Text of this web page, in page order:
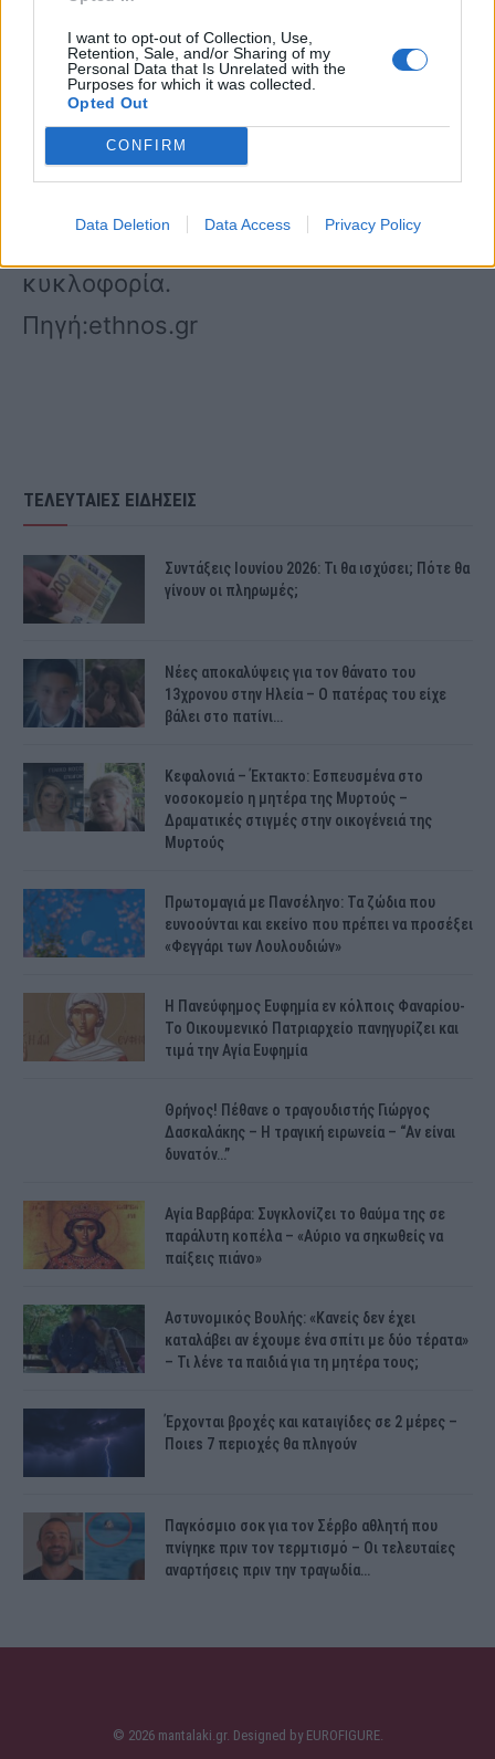
I want to opt-out of Collection, Use,
Retention, Sale, and/or Sharing of my
Personal Data that Is Unrelated with the
Purposes for which it was collected.
Opted Out
CONFIRM
Data Deletion Data Access Privacy Policy
οχήματα έχουν ξεπεράσει προ πολλού
τα 2 εκατομμύρια χιλιόμετρα, ενώ
διαρκώς δίνονται παρατάσεις για την
συνέχιση κυκλοφορίας οχημάτων, τα
έχουν αποσυρθεί από την
κυκλοφορία.
Πηγή:ethnos.gr
ΤΕΛΕΥΤΑΙΕΣ ΕΙΔΗΣΕΙΣ
Συντάξεις Ιουνίου 2026: Τι θα ισχύσει; Πότε θα
γίνουν οι πληρωμές;
Νέες αποκαλύψεις για τον θάνατο του
13χρονου στην Ηλεία – Ο πατέρας του είχε
βάλει στο πατίνι…
Κεφαλονιά – Έκτακτο: Εσπευσμένα στο
νοσοκομείο η μητέρα της Μυρτούς –
Δραματικές στιγμές στην οικογένειά της
Μυρτούς
Πρωτομαγιά με Πανσέληνο: Τα ζώδια που
ευνοούνται και εκείνο που πρέπει να προσέξει
«Φεγγάρι των Λουλουδιών»
H Πανεύφημος Ευφημία εν κόλποις Φαναρίου-
Το Οικουμενικό Πατριαρχείο πανηγυρίζει και
τιμά την Αγία Ευφημία
Θρήνος! Πέθανε ο τραγουδιστής Γιώργος
Δασκαλάκης – Η τραγική ειρωνεία – “Αν είναι
δυνατόν…”
Αγία Βαρβάρα: Συγκλονίζει το θαύμα της σε
παράλυτη κοπέλα – «Αύριο να σηκωθείς να
παίξεις πιάνο»
Αστυνομικός Bουλής: «Κανείς δεν έχει
καταλάβει αν έχουμε ένα σπίτι με δύο τέρατα»
– Τι λένε τα παιδιά για τη μητέρα τους;
Έρχονται βροχές και κατaιγίδες σε 2 μέpες –
Ποιεs 7 πεpιοχές θα πλnγούν
Παγκόσμιο σοκ για τον Σέρβο αθλητή που
πνίγηκε πριν τον τερμτισμό – Οι τελευταίες
αναρτήσεις πριν την τραγωδία…
© 2026 mantalaki.gr. Designed by EUROFIGURE.